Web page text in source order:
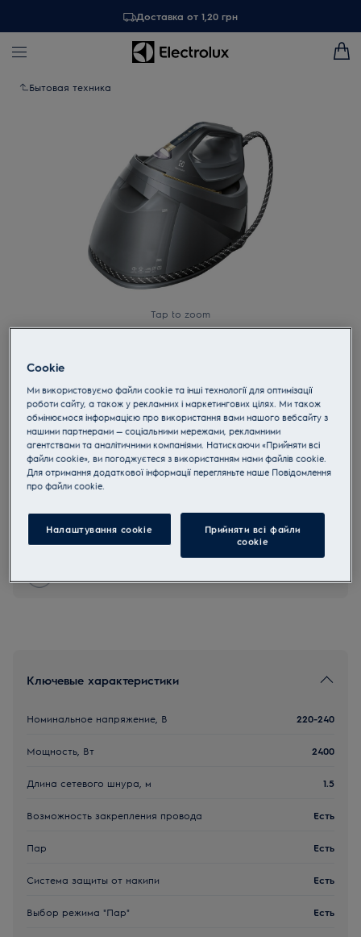
Доставка от 1,20 грн
Бытовая техника
Tap to zoom
Renew 800
4.6 (49)
Инструкции по безопасности и предупреждение по
перечислены в главах 1 и 2 руководства пользователя.
Для безопасного использования продукта прочтите
Ключевые характеристики
Номинальное напряжение, В 220-240
Мощность, Вт 2400
Длина сетевого шнура, м 1.5
Возможность закрепления провода Есть
Пар Есть
Система защиты от накипи Есть
Выбор режима "Пар" Есть
Cookie
Ми використовуємо файли cookie та інші технології для оптимізації
роботи сайту, а також у рекламних і маркетингових цілях. Ми також
обмінюємося інформацією про використання вами нашого вебсайту з
нашими партнерами — соціальними мережами, рекламними
агентствами та аналітичними компаніями. Натискаючи «Прийняти всі
файли cookie», ви погоджуєтеся з використанням нами файлів cookie.
Для отримання додаткової інформації перегляньте наше Пoвідомлення
прo файли cookie.
Налаштування cookie
Прийняти всі файли
сookie